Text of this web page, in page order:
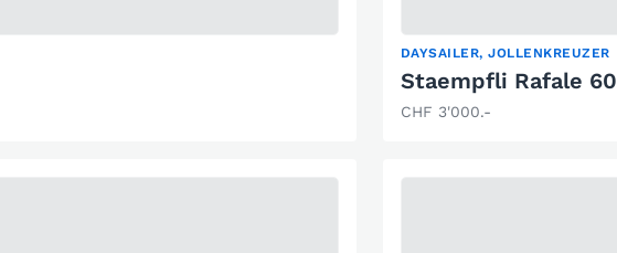
DAYSAILER, JOLLENKREUZER
Staempfli Rafale
CHF 3'000.-